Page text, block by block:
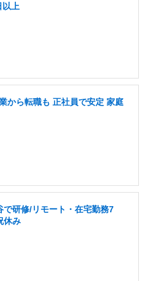
以上
から転職も 正社員で安定 家庭
研修/リモート・在宅勤務7
休み